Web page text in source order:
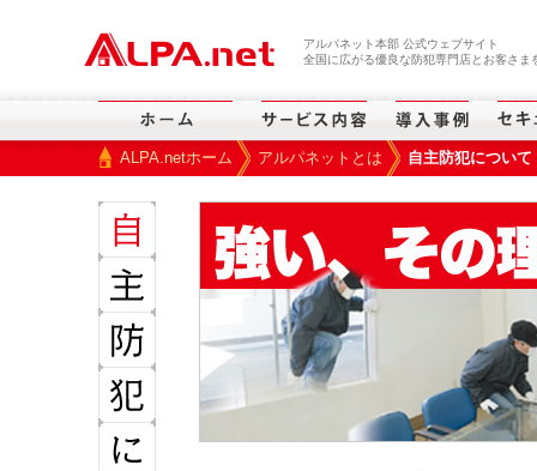
アルパネット本部 公式ウェブサイト
全国に広がる優良な防犯専門店とお客さ
ALPA.netホーム
アルパネットとは
自主防犯について